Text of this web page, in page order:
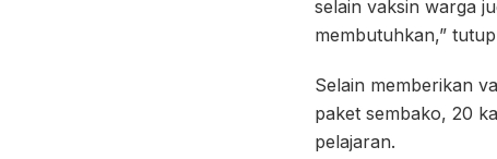
selain vaksin warga
membutuhkan,”
Selain memberikan
paket sembako, 20
pelajaran.